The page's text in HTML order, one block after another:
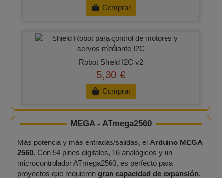
Comprar
Robot Shield I2C v2
5,30 €
Comprar
MEGA - ATmega2560
Más potencia y más entradas/salidas, el Arduino MEGA
2560. Con 54 pines digitales, 16 analógicos y un
microcontrolador ATmega2560, es perfecto para
proyectos que requierengran capacidad de expansión.